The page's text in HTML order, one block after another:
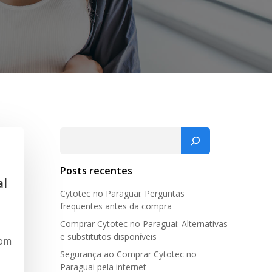
Posts recentes
Cytotec no Paraguai: Perguntas
frequentes antes da compra
Comprar Cytotec no Paraguai: Alternativas
e substitutos disponíveis
Segurança ao Comprar Cytotec no
Paraguai pela internet